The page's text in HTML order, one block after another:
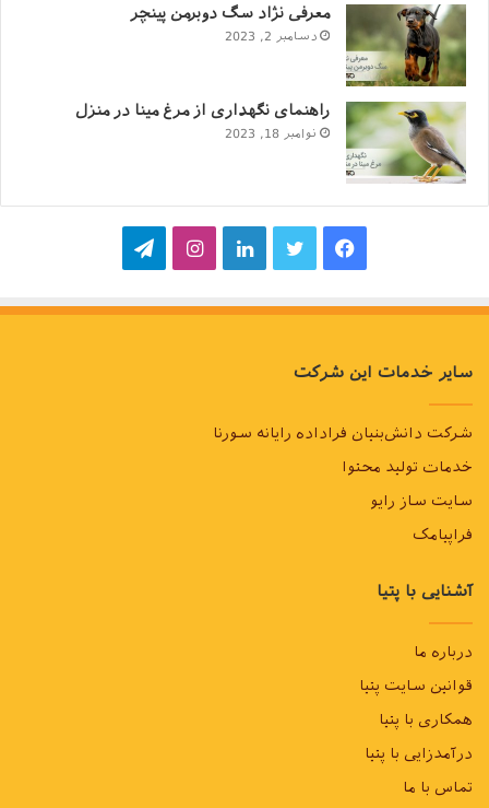
معرفی نژاد سگ دوبرمن پینچر
دسامبر 2, 2023
راهنمای نگهداری از مرغ مینا در منزل
نوامبر 18, 2023
فیسبوکتوییترلینکدایناینستاگرام
تلگرام
سایر خدمات این شرکت
شرکت دانش‌بنیان فراداده رایانه سورنا
خدمات تولید محتوا
سایت ساز رایو
فراپیامک
آشنایی با پتیا
درباره ما
قوانین سایت پتیا
همکاری با پتیا
درآمدزایی با پتیا
تماس با ما